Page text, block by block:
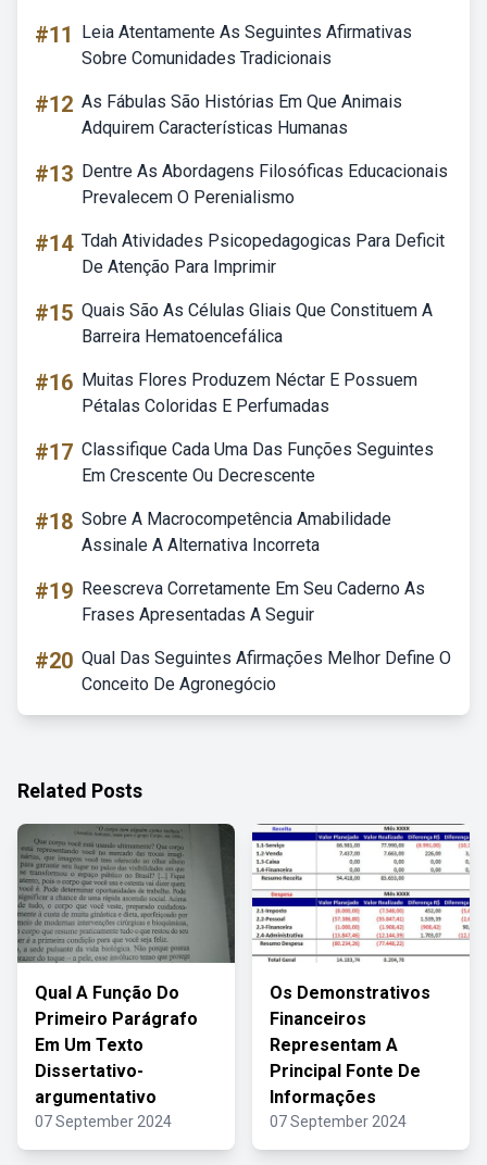
#11
Leia Atentamente As Seguintes Afirmativas
Sobre Comunidades Tradicionais
#12 As Fábulas São Histórias Em Que Animais
Adquirem Características Humanas
#13 Dentre As Abordagens Filosóficas Educacionais
Prevalecem O Perenialismo
#14 Tdah Atividades Psicopedagogicas Para Deficit
De Atenção Para Imprimir
#15 Quais São As Células Gliais Que Constituem A
Barreira Hematoencefálica
#16 Muitas Flores Produzem Néctar E Possuem
Pétalas Coloridas E Perfumadas
#17 Classifique Cada Uma Das Funções Seguintes
Em Crescente Ou Decrescente
#18 Sobre A Macrocompetência Amabilidade
Assinale A Alternativa Incorreta
#19 Reescreva Corretamente Em Seu Caderno As
Frases Apresentadas A Seguir
#20 Qual Das Seguintes Afirmações Melhor Define O
Conceito De Agronegócio
Related Posts
Qual A Função Do
Primeiro Parágrafo
Em Um Texto
Dissertativo-
argumentativo
07 September 2024
Os Demonstrativos
Financeiros
Representam A
Principal Fonte De
Informações
07 September 2024